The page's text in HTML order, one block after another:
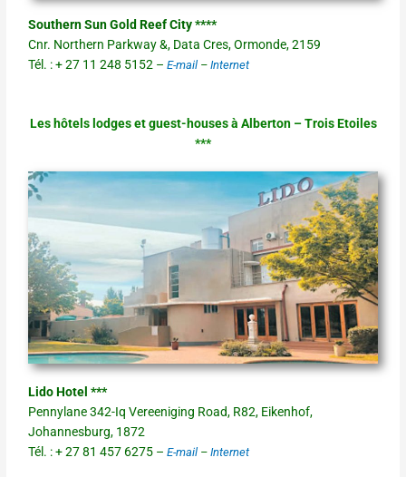
Southern Sun Gold Reef City ****
Cnr. Northern Parkway &, Data Cres, Ormonde, 2159
Tél. : + 27 11 248 5152 –E-mail –Internet
Les hôtels lodges et guest-houses à Alberton –Trois Etoiles
***
Lido Hotel ***
Pennylane 342-Iq Vereeniging Road, R82, Eikenhof,
Johannesburg, 1872
Tél. : + 27 81 457 6275 –E-mail –Internet